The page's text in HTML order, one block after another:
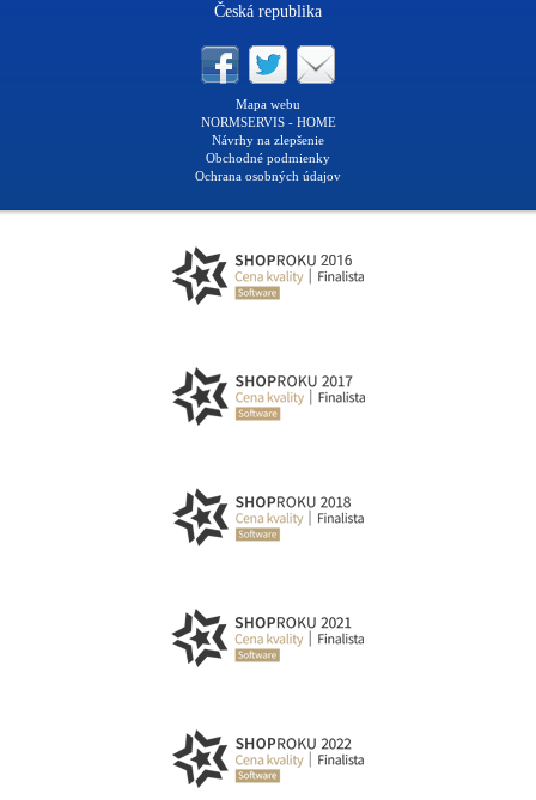
Česká republika
Mapa webu
NORMSERVIS - HOME
Návrhy na zlepšenie
Obchodné podmienky
Ochrana osobných údajov